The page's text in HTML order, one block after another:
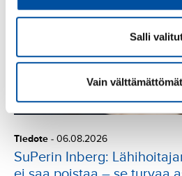
Salli
Vain
Tiedote - 06.08.2026
SuPerin Inberg: